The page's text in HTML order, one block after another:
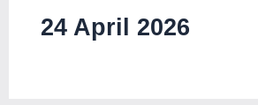
24 April 2026